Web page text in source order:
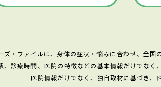
ズ・ファイルは、身体の症状・悩みに合わせ、全
、診療時間、医院の特徴などの基本情報だけでな
医院情報だけでなく、独自取材に基づき、